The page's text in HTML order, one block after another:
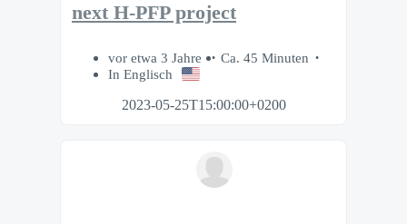
next H-PFP project
vor etwa 3 Jahre
Ca. 45 Minuten
In Englisch
2023-05-25T15:00:00+0200